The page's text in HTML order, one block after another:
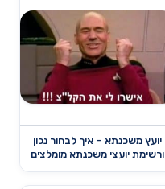
יועץ משכנתא – איך לבחור נכון
ורשימת יועצי משכנתא מומלצים